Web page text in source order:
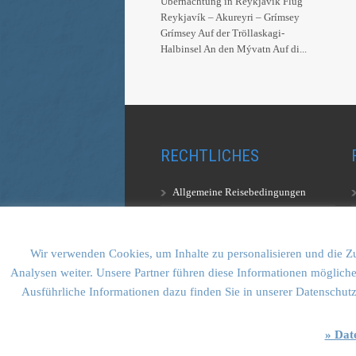
Reykjavík – Akureyri – Grímsey
Grímsey Auf der Tröllaskagi-
Halbinsel An den Mývatn Auf di...
RECHTLICHES
Allgemeine Reisebedingungen
Datenschutzerklärung
Wir verwenden Cookies, um Inhalte zu personalisieren und die
Analysen weiter. Unsere Partner führen diese Informationen
Ausführliche Informationen dazu finden Sie in unserer
»